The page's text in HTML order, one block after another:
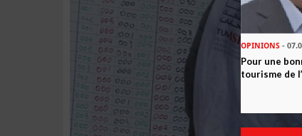
OPINIONS -
Pour une
tourisme de